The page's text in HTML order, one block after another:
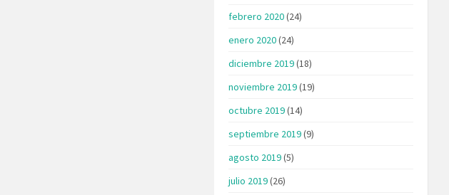
febrero 2020(24)
enero 2020(24)
diciembre 2019(18)
noviembre 2019(19)
octubre 2019(14)
septiembre 2019(9)
agosto 2019(5)
julio 2019(26)